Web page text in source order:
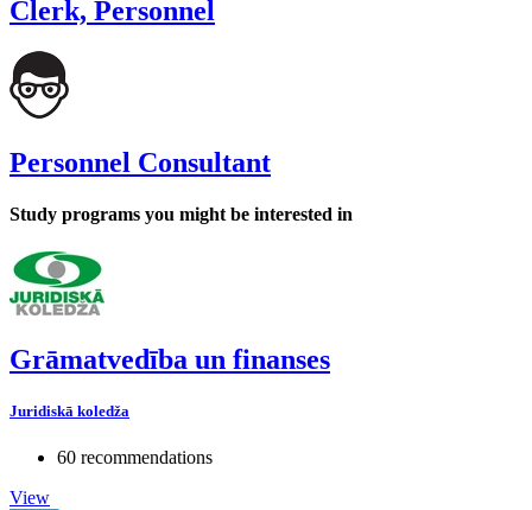
Clerk, Personnel
Personnel Consultant
Study programs you might be interested in
Grāmatvedība un finanses
Juridiskā koledža
60 recommendations
View